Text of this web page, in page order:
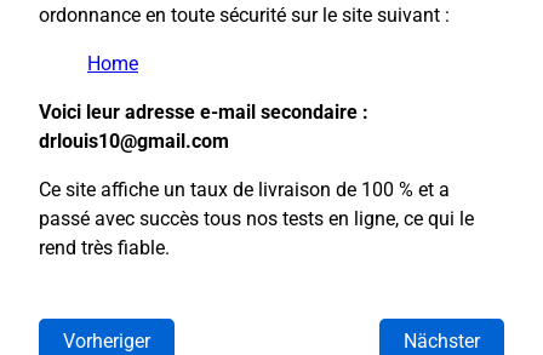
ordonnance en toute sécurité sur le site suivant :
Home
Voici leur adresse e-mail secondaire :
drlouis10@gmail.com
Ce site affiche un taux de livraison de 100 % et a
passé avec succès tous nos tests en ligne, ce qui le
rend très fiable.
Vorheriger Nächster